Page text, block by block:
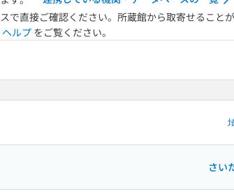
直接ご確認ください。所蔵館から取寄せること
ヘルプ をご覧ください。
さい